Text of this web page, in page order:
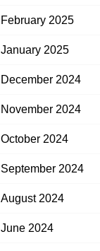
February 2025
January 2025
December 2024
November 2024
October 2024
September 2024
August 2024
June 2024